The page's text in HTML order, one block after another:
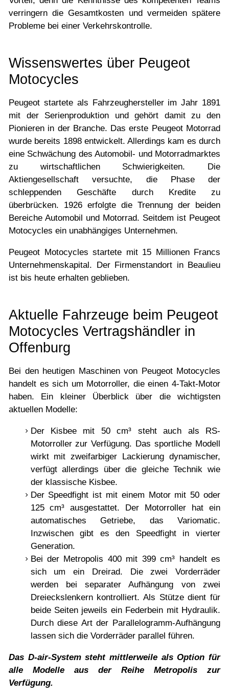
verringern die Gesamtkosten und vermeiden spätere
Probleme bei einer Verkehrskontrolle.
Wissenswertes über Peugeot
Motocycles
Peugeot startete als Fahrzeughersteller im Jahr 1891
mit der Serienproduktion und gehört damit zu den
Pionieren in der Branche. Das erste Peugeot Motorrad
wurde bereits 1898 entwickelt. Allerdings kam es durch
eine Schwächung des Automobil- und Motorradmarktes
zu wirtschaftlichen Schwierigkeiten. Die
Aktiengesellschaft versuchte, die Phase der
schleppenden Geschäfte durch Kredite zu
überbrücken. 1926 erfolgte die Trennung der beiden
Bereiche Automobil und Motorrad. Seitdem ist Peugeot
Motocycles ein unabhängiges Unternehmen.
Peugeot Motocycles startete mit 15 Millionen Francs
Unternehmenskapital. Der Firmenstandort in Beaulieu
ist bis heute erhalten geblieben.
Aktuelle Fahrzeuge beim Peugeot
Motocycles Vertragshändler in
Offenburg
Bei den heutigen Maschinen von Peugeot Motocycles
handelt es sich um Motorroller, die einen 4-Takt-Motor
haben. Ein kleiner Überblick über die wichtigsten
aktuellen Modelle:
Der Kisbee mit 50 cm³ steht auch als RS-
Motorroller zur Verfügung. Das sportliche Modell
wirkt mit zweifarbiger Lackierung dynamischer,
verfügt allerdings über die gleiche Technik wie
der klassische Kisbee.
Der Speedfight ist mit einem Motor mit 50 oder
125 cm³ ausgestattet. Der Motorroller hat ein
automatisches Getriebe, das Variomatic.
Inzwischen gibt es den Speedfight in vierter
Generation.
Bei der Metropolis 400 mit 399 cm³ handelt es
sich um ein Dreirad. Die zwei Vorderräder
werden bei separater Aufhängung von zwei
Dreieckslenkern kontrolliert. Als Stütze dient für
beide Seiten jeweils ein Federbein mit Hydraulik.
Durch diese Art der Parallelogramm-Aufhängung
lassen sich die Vorderräder parallel führen.
Das D-air-System steht mittlerweile als Option für
alle Modelle aus der Reihe Metropolis zur
Verfügung.